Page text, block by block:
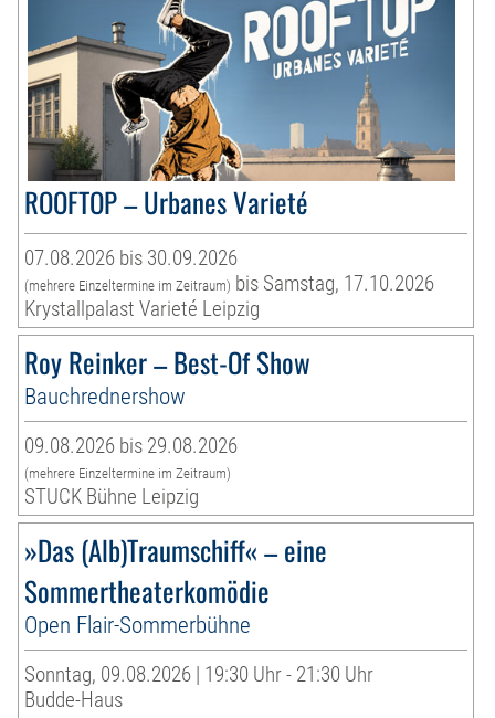
ROOFTOP – Urbanes Varieté
07.08.2026 bis 30.09.2026
(mehrere Einzeltermine im Zeitraum) bis Samstag, 17.10.2026
Krystallpalast Varieté Leipzig
Roy Reinker – Best-Of Show
Bauchrednershow
09.08.2026 bis 29.08.2026
(mehrere Einzeltermine im Zeitraum)
STUCK Bühne Leipzig
»Das (Alb)Traumschiff« – eine
Sommertheaterkomödie
Open Flair-Sommerbühne
Sonntag, 09.08.2026 | 19:30 Uhr - 21:30 Uhr
Budde-Haus